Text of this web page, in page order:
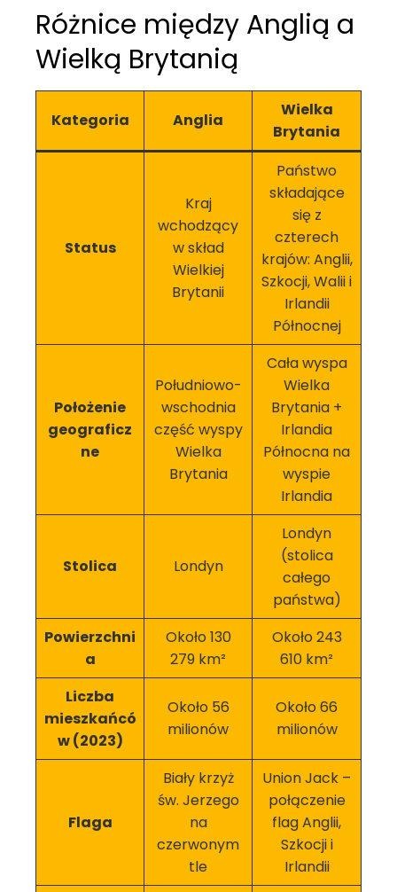
Różnice między Anglią a
Wielką Brytanią
Kategoria Anglia
Wielka
Brytania
Status
Kraj
wchodzący
w skład
Wielkiej
Brytanii
Państwo
składające
się z
czterech
krajów: Anglii,
Szkocji, Walii i
Irlandii
Północnej
Położenie
geograficz
ne
Południowo-
wschodnia
część wyspy
Wielka
Brytania
Cała wyspa
Wielka
Brytania +
Irlandia
Północna na
wyspie
Irlandia
Stolica Londyn
Londyn
(stolica
całego
państwa)
Powierzchni
a
Około 130
279 km²
Około 243
610 km²
Liczba
mieszkańcó
w (2023)
Około 56
milionów
Około 66
milionów
Flaga
Biały krzyż
św. Jerzego
na
czerwonym
tle
Union Jack –
połączenie
flag Anglii,
Szkocji i
Irlandii